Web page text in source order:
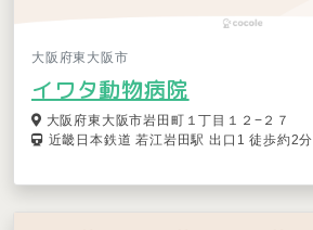
大阪府東大阪市
イワタ動物病院
大阪府東大阪市岩田町１丁目１２−２７
近畿日本鉄道 若江岩田駅 出口1 徒歩約2分